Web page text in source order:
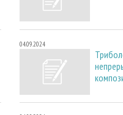
04.09.2024